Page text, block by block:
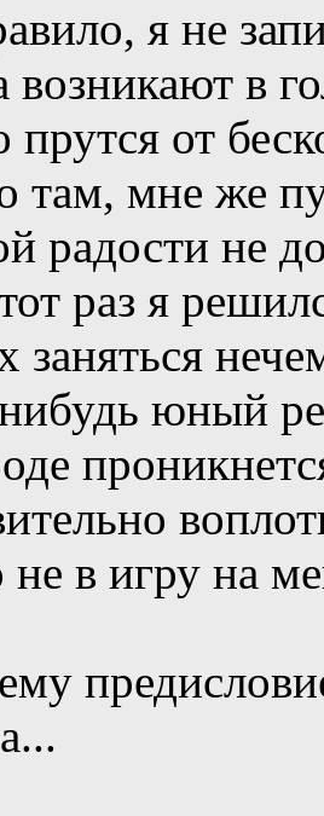
я не
возникают в
прутся от
там, мне же
радости не
раз я
заняться
юный
не в игру на